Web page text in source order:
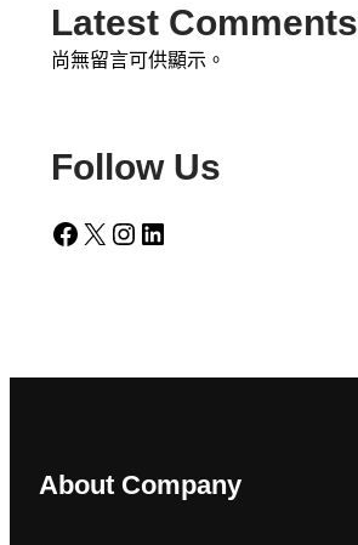
Latest Comments
尚無留言可供顯示。
Follow Us
Facebook X Instagram LinkedIn
About Company